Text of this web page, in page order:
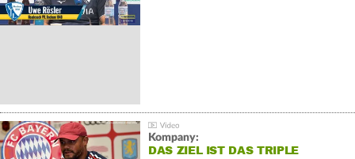
Kompany:
DAS ZIEL IST DAS TRIPLE